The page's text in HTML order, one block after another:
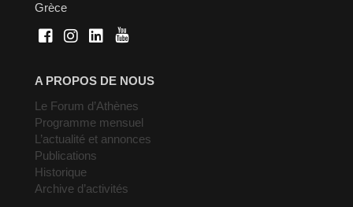
Grèce
A PROPOS DE NOUS
Le Forum d’Athènes
Programme mensuel
L’actualité et annonces
Publications
Historique
Archive d’activités